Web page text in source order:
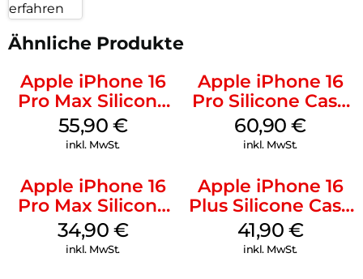
erfahren
Ähnliche Produkte
Apple iPhone 16
Pro Max Silicone
Case MagSafe
Stone Gray
55,90 €
inkl. MwSt.
Apple iPhone 16
Pro Silicone Case
MagSafe Stone
Gray
60,90€
inkl. MwSt.
Apple iPhone 16
Pro Max Silicone
Case MagSafe
Denim
34,90 €
inkl. MwSt.
Apple iPhone 16
Plus Silicone Case
MagSafe Stone
Gray
41,90 €
inkl. MwSt.